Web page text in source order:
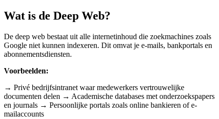
Wat is de Deep Web?
De deep web bestaat uit alle internetinhoud die zoekmachines zoals
Google niet kunnen indexeren. Dit omvat je e-mails, bankportals en
abonnementsdiensten.
Voorbeelden:
→ Privé bedrijfsintranet waar medewerkers vertrouwelijke
documenten delen → Academische databases met onderzoekspapers
en journals → Persoonlijke portals zoals online bankieren of e-
mailaccounts